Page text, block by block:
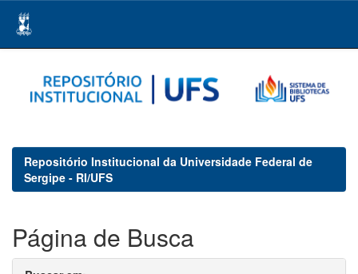
navigation
Repositório Institucional da Universidade Federal de
Sergipe - RI/UFS
Página de Busca